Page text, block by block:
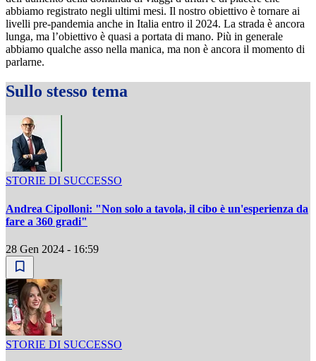
abbiamo registrato negli ultimi mesi. Il nostro obiettivo è tornare ai
livelli pre-pandemia anche in Italia entro il 2024. La strada è ancora
lunga, ma l’obiettivo è quasi a portata di mano. Più in generale
abbiamo qualche asso nella manica, ma non è ancora il momento di
parlarne.
Sullo stesso tema
STORIE DI SUCCESSO
Andrea Cipolloni: "Non solo a tavola, il cibo è un'esperienza da
fare a 360 gradi"
28 Gen 2024 - 16:59
STORIE DI SUCCESSO